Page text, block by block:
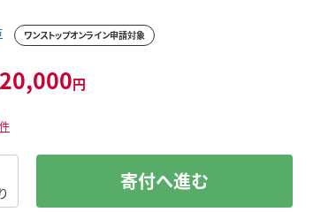
ワンストップオンライン申請対象
20,000円
件
寄付へ進む